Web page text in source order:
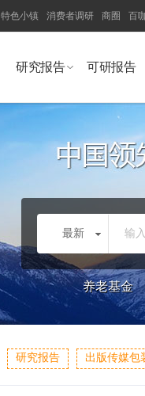
特色小镇 消费者调研 商圈 百
研究报告 可研报告
输
最新
养老基金
研究报告 出版传媒包